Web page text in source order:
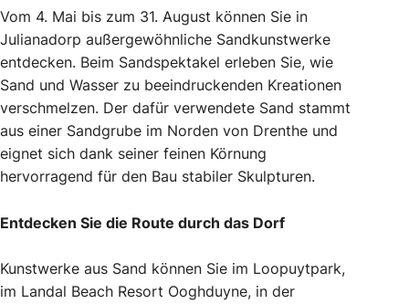
Vom 4. Mai bis zum 31. August können Sie in
Julianadorp außergewöhnliche Sandkunstwerke
entdecken. Beim Sandspektakel erleben Sie, wie
Sand und Wasser zu beeindruckenden Kreationen
verschmelzen. Der dafür verwendete Sand stammt
aus einer Sandgrube im Norden von Drenthe und
eignet sich dank seiner feinen Körnung
hervorragend für den Bau stabiler Skulpturen.
Entdecken Sie die Route durch das Dorf
Kunstwerke aus Sand können Sie im Loopuytpark,
im Landal Beach Resort Ooghduyne, in der